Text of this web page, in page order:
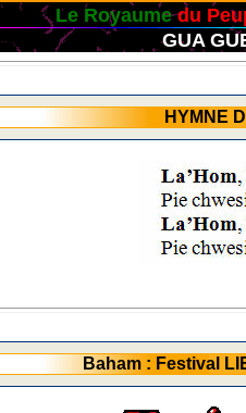
Royaumedu Peuple
GUA
HYMNE
Baham : Festival